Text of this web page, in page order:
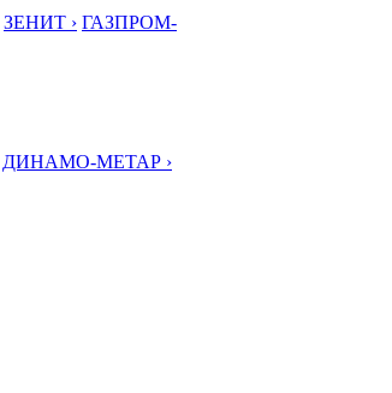
ЗЕНИТ › ГАЗПРОМ-
ДИНАМО-МЕТАР ›